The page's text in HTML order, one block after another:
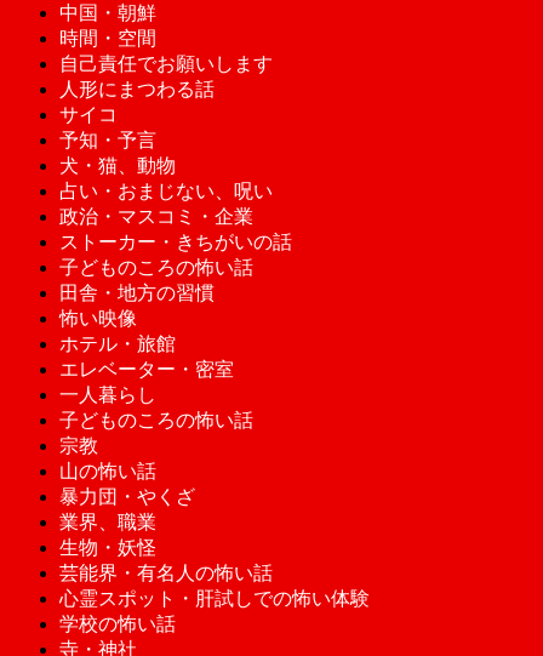
中国・朝鮮
時間・空間
自己責任でお願いします
人形にまつわる話
サイコ
予知・予言
犬・猫、動物
占い・おまじない、呪い
政治・マスコミ・企業
ストーカー・きちがいの話
子どものころの怖い話
田舎・地方の習慣
怖い映像
ホテル・旅館
エレベーター・密室
一人暮らし
子どものころの怖い話
宗教
山の怖い話
暴力団・やくざ
業界、職業
生物・妖怪
芸能界・有名人の怖い話
心霊スポット・肝試しでの怖い体験
学校の怖い話
寺・神社